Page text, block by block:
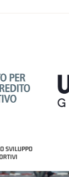
SVILUPPO